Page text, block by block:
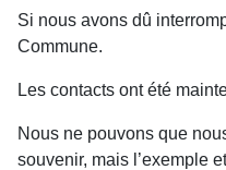
Si nous avons dû
Commune.
Les contacts ont été
Nous ne pouvons que
souvenir, mais l’exemple